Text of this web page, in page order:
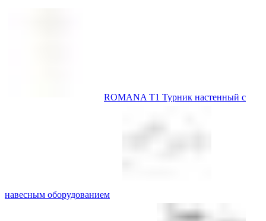
ROMANA T1 Турник настенный с
навесным оборудованием